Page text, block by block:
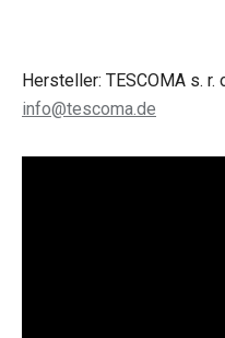
Hersteller: TESCOMA s.
info@tescoma.de